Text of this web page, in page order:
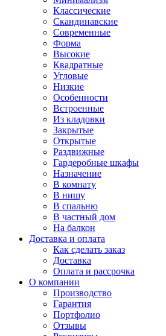
Классические
Скандинавские
Современные
Форма
Высокие
Квадратные
Угловые
Низкие
Особенности
Встроенные
Из кладовки
Закрытые
Открытые
Раздвижные
Гардеробные шкафы
Назначение
В комнату
В нишу
В спальню
В частный дом
На балкон
Доставка и оплата
Как сделать заказ
Доставка
Оплата и рассрочка
О компании
Производство
Гарантия
Портфолио
Отзывы